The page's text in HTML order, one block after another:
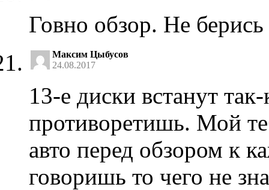
Говно обзор. Не берись
Максим Цыбусов
24.08.2017
13-е диски встанут
противоретишь. Мой
авто перед обзором к
говоришь то чего не